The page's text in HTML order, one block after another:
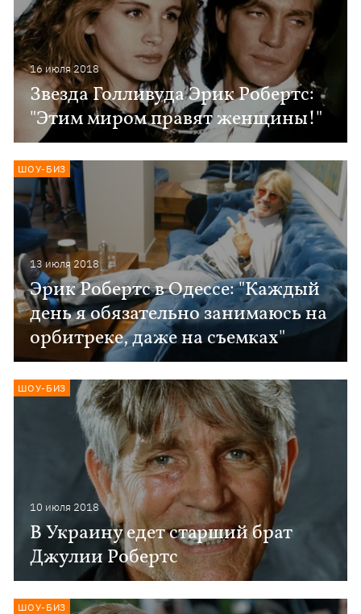
16 июля 2018
Звезда Голливуда Эрик Робертс:
"Этим миром правят женщины!"
13 июля 2018
Эрик Робертс в Одессе: "Каждый
день я обязательно занимаюсь на
орбитреке, даже на съемках"
ШОУ-БИЗ
10 июля 2018
В Украину едет старший брат
Джулии Робертс
ШОУ-БИЗ
ШОУ-БИЗ